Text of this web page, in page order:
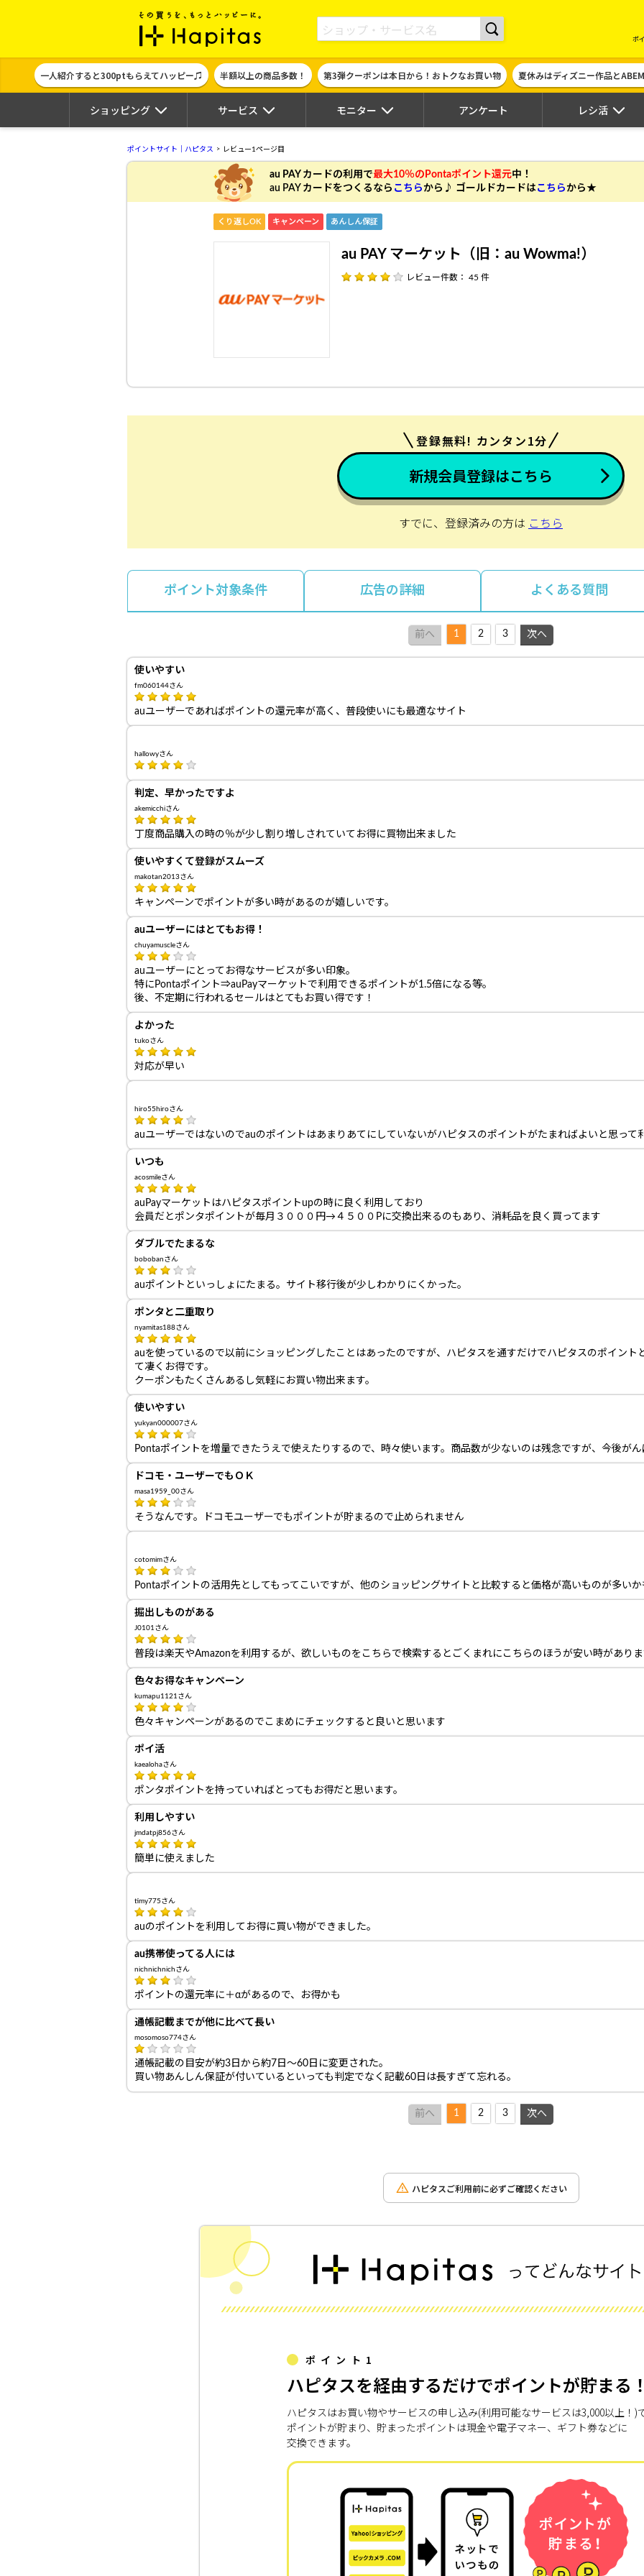
ポイント貯めて現金やギフト券に交換できるポイントサイト | ハピタス
ポ
一人紹介すると300ptもらえてハッピー♫ 半額以上の商品多数！ 第3弾クーポンは本日から！おトクなお買い物 夏休みはディズニー作品と
ショッピング サービス モニター アンケート レシ活
ポイントサイト｜ハピタス レビュー1ページ目
au PAY カードの利用 で最大10％のPontaポイント還元中！
au PAY カードをつくるなら こちらから♪ ゴールドカードはこちらから★
くり返しOK キャンペーン あんしん保証
au PAY マーケット（旧：au Wowma!）
レビュー件数： 45 件
登録無料! カンタン1分
新規会員登録はこちら
すでに、登録済みの方は こちら
ポイント対象条件 広告の詳細 よくある質問
前へ 1 2 3 次へ
使いやすい
fm060144さん
auユーザーであればポイントの還元率が高く、普段使いにも最適なサイト
hallowyさん
判定、早かったですよ
akemicchiさん
丁度商品購入の時の％が少し割り増しされていてお得に買物出来ました
使いやすくて登録がスムーズ
makotan2013さん
キャンペーンでポイントが多い時があるのが嬉しいです。
auユーザーにはとてもお得！
chuyamuscleさん
auユーザーにとってお得なサービスが多い印象。
特にPontaポイント⇒auPayマーケットで利用できるポイントが1.5倍になる等。
後、不定期に行われるセールはとてもお買い得です！
よかった
tukoさん
対応が早い
hiro55hiroさん
auユーザーではないのでauのポイントはあまりあてにしていないがハピタスのポイントがたまればよいと思って
いつも
acosmileさん
auPayマーケットはハピタスポイントupの時に良く利用しており
会員だとポンタポイントが毎月３０００円→４５００Pに交換出来るのもあり、消耗品を良く買ってます
ダブルでたまるな
bobobanさん
auポイントといっしょにたまる。サイト移行後が少しわかりにくかった。
ポンタと二重取り
nyamitas188さん
auを使っているので以前にショッピングしたことはあったのですが、ハピタスを通すだけでハピタスのポイント
て凄くお得です。
クーポンもたくさんあるし気軽にお買い物出来ます。
使いやすい
yukyan000007さん
Pontaポイントを増量できたうえで使えたりするので、時々使います。商品数が少ないのは残念ですが、今後が
ドコモ・ユーザーでもＯＫ
masa1959_00さん
そうなんです。ドコモユーザーでもポイントが貯まるので止められません
cotomimさん
Pontaポイントの活用先としてもってこいですが、他のショッピングサイトと比較すると価格が高いものが多い
掘出しものがある
J0101さん
普段は楽天やAmazonを利用するが、欲しいものをこちらで検索するとごくまれにこちらのほうが安い時があり
色々お得なキャンペーン
kumapu1121さん
色々キャンペーンがあるのでこまめにチェックすると良いと思います
ポイ活
kaealohaさん
ポンタポイントを持っていればとってもお得だと思います。
利用しやすい
jmdatpj856さん
簡単に使えました
timy775さん
auのポイントを利用してお得に買い物ができました。
au携帯使ってる人には
nichnichnichさん
ポイントの還元率に＋αがあるので、お得かも
通帳記載までが他に比べて長い
mosomoso774さん
通帳記載の目安が約3日から約7日～60日に変更された。
買い物あんしん保証が付いているといっても判定でなく記載60日は長すぎて忘れる。
前へ 1 2 3 次へ
ハピタスご利用前に必ずご確認ください
ポイント1
ハピタスを経由するだけでポイントが貯まる
ハピタスはお買い物やサービスの申し込み(利用可能なサービスは3,000以上！)
ポイントが貯まり、貯まったポイントは現金や電子マネー、ギフト券などに
交換できます。